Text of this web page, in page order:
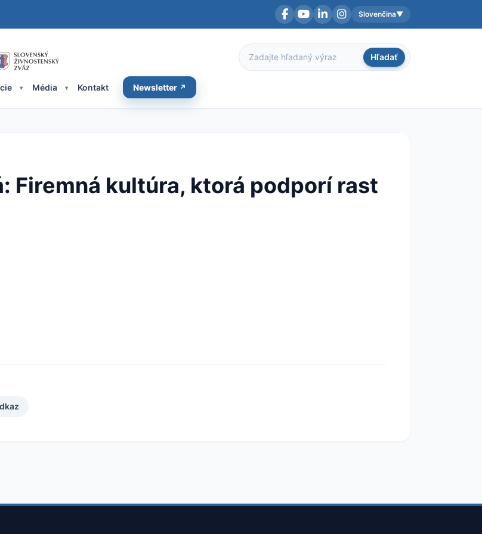
FacebookYouTubeLinkedInInstagramAktuálny jazyk:
Slovenčina▼
Hľadať
Hľadať
Média Kontakt Newsletter
Firemná kultúra, ktorá podporí rast